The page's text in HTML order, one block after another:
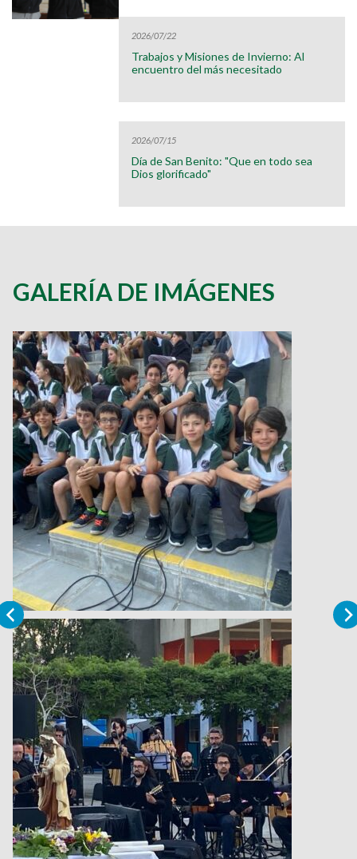
2026/07/22
Trabajos y Misiones de Invierno: Al
encuentro del más necesitado
2026/07/15
Día de San Benito: "Que en todo sea
Dios glorificado"
GALERÍA DE IMÁGENES